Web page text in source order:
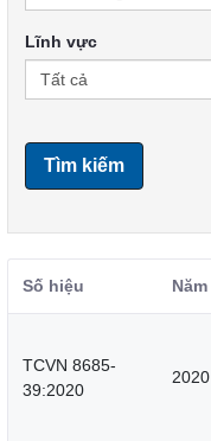
Lĩnh vực
Tìm kiếm
Số hiệu
TCVN 8685-
39:2020
2020